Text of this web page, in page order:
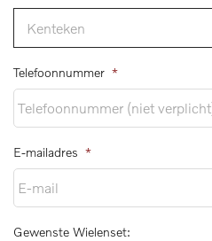
Telefoonnummer *
E-mailadres *
Gewenste Wielenset: